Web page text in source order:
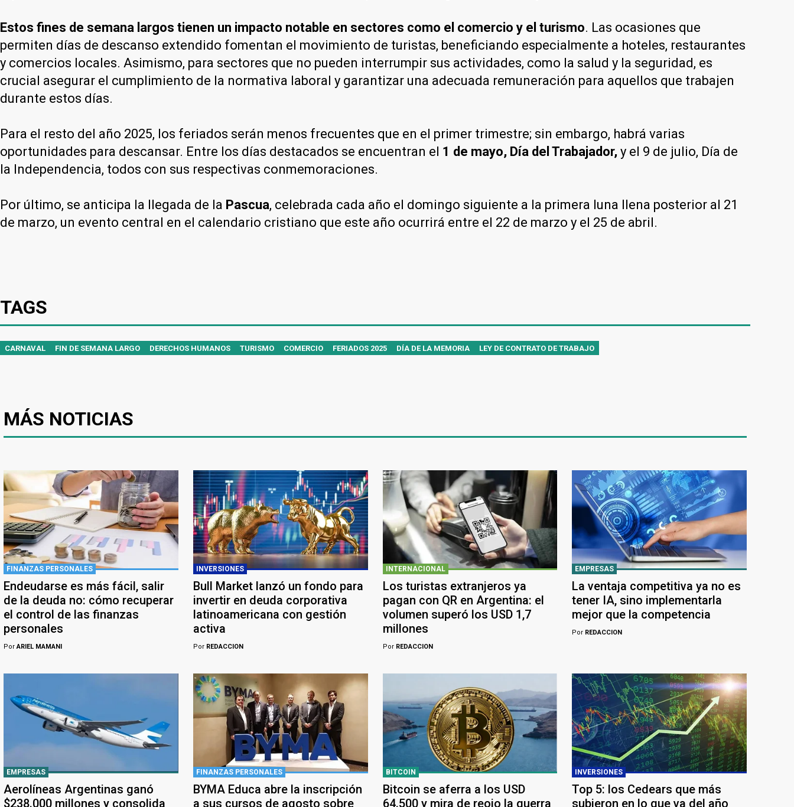
Estos fines de semana largos tienen un impacto notable en sectores como el comercio y el turismo. Las ocasiones que
permiten días de descanso extendido fomentan el movimiento de turistas, beneficiando especialmente a hoteles, restaurantes
y comercios locales. Asimismo, para sectores que no pueden interrumpir sus actividades, como la salud y la seguridad, es
crucial asegurar el cumplimiento de la normativa laboral y garantizar una adecuada remuneración para aquellos que trabajen
durante estos días.
Para el resto del año 2025, los feriados serán menos frecuentes que en el primer trimestre; sin embargo, habrá varias
oportunidades para descansar. Entre los días destacados se encuentran el 1 de mayo, Día del Trabajador, y el 9 de julio, Día de
la Independencia, todos con sus respectivas conmemoraciones.
Por último, se anticipa la llegada de la Pascua, celebrada cada año el domingo siguiente a la primera luna llena posterior al 21
de marzo, un evento central en el calendario cristiano que este año ocurrirá entre el 22 de marzo y el 25 de abril.
TAGS
CARNAVAL FIN DE SEMANA LARGO DERECHOS HUMANOS TURISMO COMERCIO FERIADOS 2025 DÍA DE LA MEMORIA LEY DE CONTRATO DE TRABAJO
MÁS NOTICIAS
FINANZAS PERSONALES
Endeudarse es más fácil, salir
de la deuda no: cómo recuperar
el control de las finanzas
personales
PorARIEL MAMANI
INVERSIONES
Bull Market lanzó un fondo para
invertir en deuda corporativa
latinoamericana con gestión
activa
PorREDACCION
INTERNACIONAL
Los turistas extranjeros ya
pagan con QR en Argentina: el
volumen superó los USD 1,7
millones
PorREDACCION
EMPRESAS
La ventaja competitiva ya no es
tener IA, sino implementarla
mejor que la competencia
Por REDACCION
EMPRESAS
Aerolíneas Argentinas ganó
$238.000 millones y consolida
FINANZAS PERSONALES
BYMA Educa abre la inscripción
a sus cursos de agosto sobre
BITCOIN
Bitcoin se aferra a los USD
64.500 y mira de reojo la guerra
INVERSIONES
Top 5: los Cedears que más
subieron en lo que va del año